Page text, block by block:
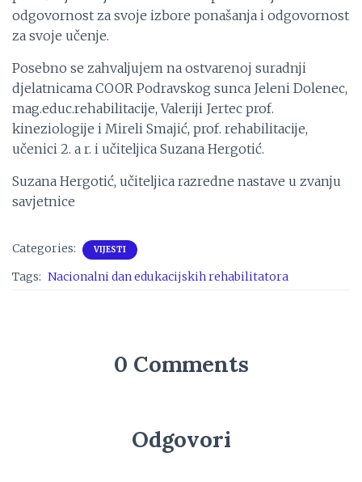
odgovornost za svoje izbore ponašanja i odgovornost
za svoje učenje.
Posebno se zahvaljujem na ostvarenoj suradnji
djelatnicama COOR Podravskog sunca Jeleni Dolenec,
mag.educ.rehabilitacije, Valeriji Jertec prof.
kineziologije i Mireli Smajić, prof. rehabilitacije,
učenici 2. a r. i učiteljica Suzana Hergotić.
Suzana Hergotić, učiteljica razredne nastave u zvanju
savjetnice
Categories: VIJESTI
Tags: Nacionalni dan edukacijskih rehabilitatora
0 Comments
Odgovori